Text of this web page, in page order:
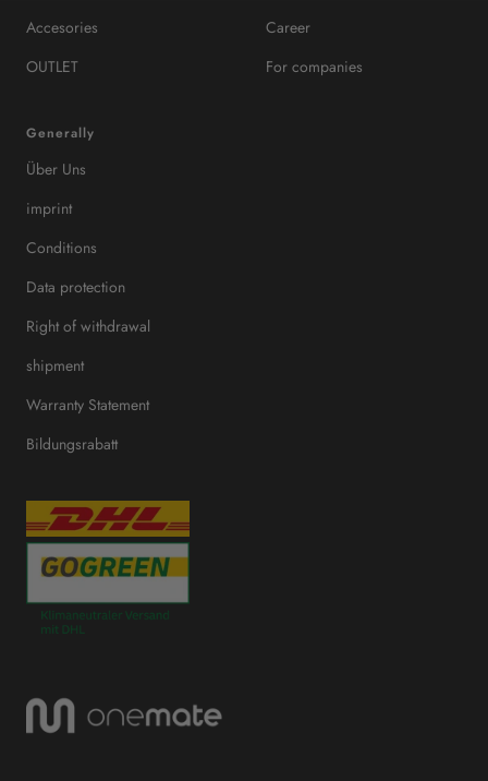
Accesories
OUTLET
Career
For companies
Generally
Über Uns
imprint
Conditions
Data protection
Right of withdrawal
shipment
Warranty Statement
Bildungsrabatt